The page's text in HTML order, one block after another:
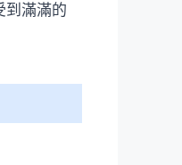
到滿滿的